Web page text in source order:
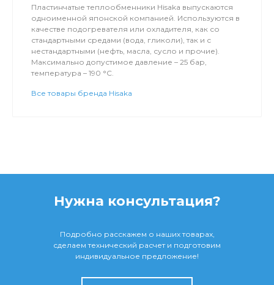
Пластинчатые теплообменники Hisaka выпускаются
одноименной японской компанией. Используются в
качестве подогревателя или охладителя, как со
стандартными средами (вода, гликоли), так и с
нестандартными (нефть, масла, сусло и прочие).
Максимально допустимое давление – 25 бар,
температура – 190 °C.
Все товары бренда Hisaka
Нужна консультация?
Подробно расскажем о наших товарах,
сделаем технический расчет и подготовим
индивидуальное предложение!